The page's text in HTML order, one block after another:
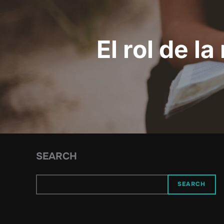
El rol de
SEARCH
SEARCH